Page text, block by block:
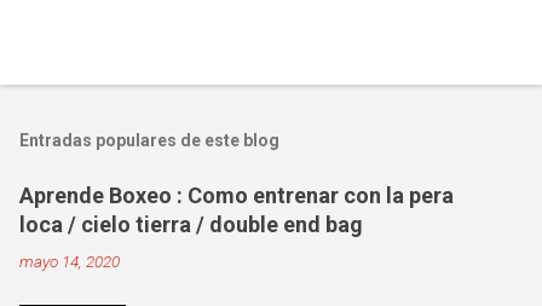
Entradas populares de este blog
Aprende Boxeo : Como entrenar con la pera
loca / cielo tierra / double end bag
mayo 14, 2020